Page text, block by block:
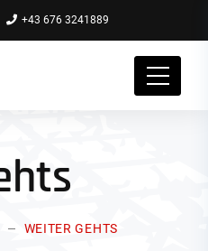
+43 676 3241889
WEITER GEHTS